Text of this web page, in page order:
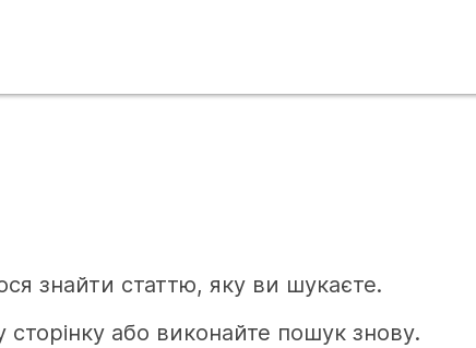
знайти статтю, яку ви шукаєте.
сторінку або виконайте пошук знову.